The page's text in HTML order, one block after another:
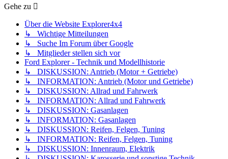
Gehe zu
Über die Website Explorer4x4
↳ Wichtige Mitteilungen
↳ Suche Im Forum über Google
↳ Mitglieder stellen sich vor
Ford Explorer - Technik und Modellhistorie
↳ DISKUSSION: Antrieb (Motor + Getriebe)
↳ INFORMATION: Antrieb (Motor und Getriebe)
↳ DISKUSSION: Allrad und Fahrwerk
↳ INFORMATION: Allrad und Fahrwerk
↳ DISKUSSION: Gasanlagen
↳ INFORMATION: Gasanlagen
↳ DISKUSSION: Reifen, Felgen, Tuning
↳ INFORMATION: Reifen, Felgen, Tuning
↳ DISKUSSION: Innenraum, Elektrik